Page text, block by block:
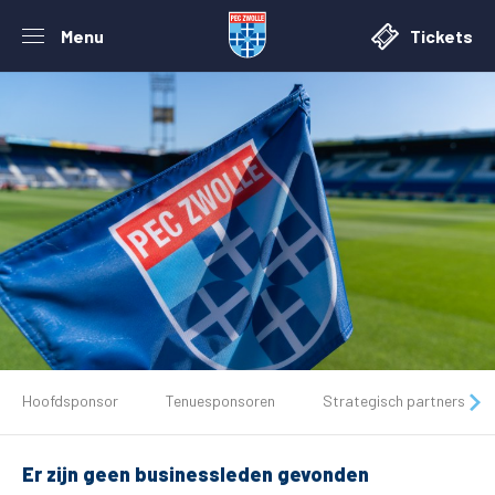
Menu Tickets
Tickets
Matchdays
Hoofdsponsor Tenuesponsoren Strategisch partners
Er zijn geen businessleden gevonden